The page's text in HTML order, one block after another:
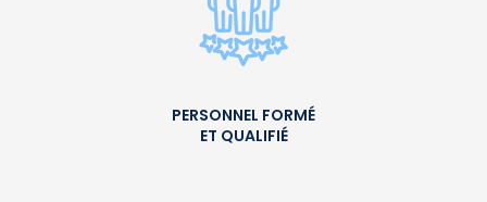
PERSONNEL FORMÉ
ET QUALIFIÉ